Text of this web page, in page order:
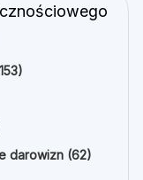
darowizn (62)